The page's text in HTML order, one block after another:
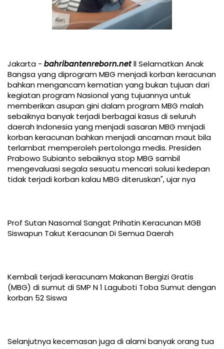
Jakarta - bahribantenreborn.netll Selamatkan Anak
Bangsa yang diprogram MBG menjadi korban keracunan
bahkan mengancam kematian yang bukan tujuan dari
kegiatan program Nasional yang tujuannya untuk
memberikan asupan gini dalam program MBG malah
sebaiknya banyak terjadi berbagai kasus di seluruh
daerah Indonesia yang menjadi sasaran MBG mrnjadi
korban keracunan bahkan menjadi ancaman maut bila
terlambat memperoleh pertolonga medis. Presiden
Prabowo Subianto sebaiknya stop MBG sambil
mengevaluasi segala sesuatu mencari solusi kedepan
tidak terjadi korban kalau MBG diteruskan", ujar nya
Prof Sutan Nasomal Sangat Prihatin Keracunan MGB
Siswapun Takut Keracunan Di Semua Daerah
Kembali terjadi keracunam Makanan Bergizi Gratis
(MBG) di sumut di SMP N 1 Laguboti Toba Sumut dengan
korban 52 Siswa
Selanjutnya kecemasan juga di alami banyak orang tua